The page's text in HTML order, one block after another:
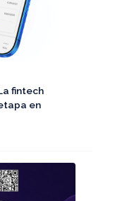
fintech
en